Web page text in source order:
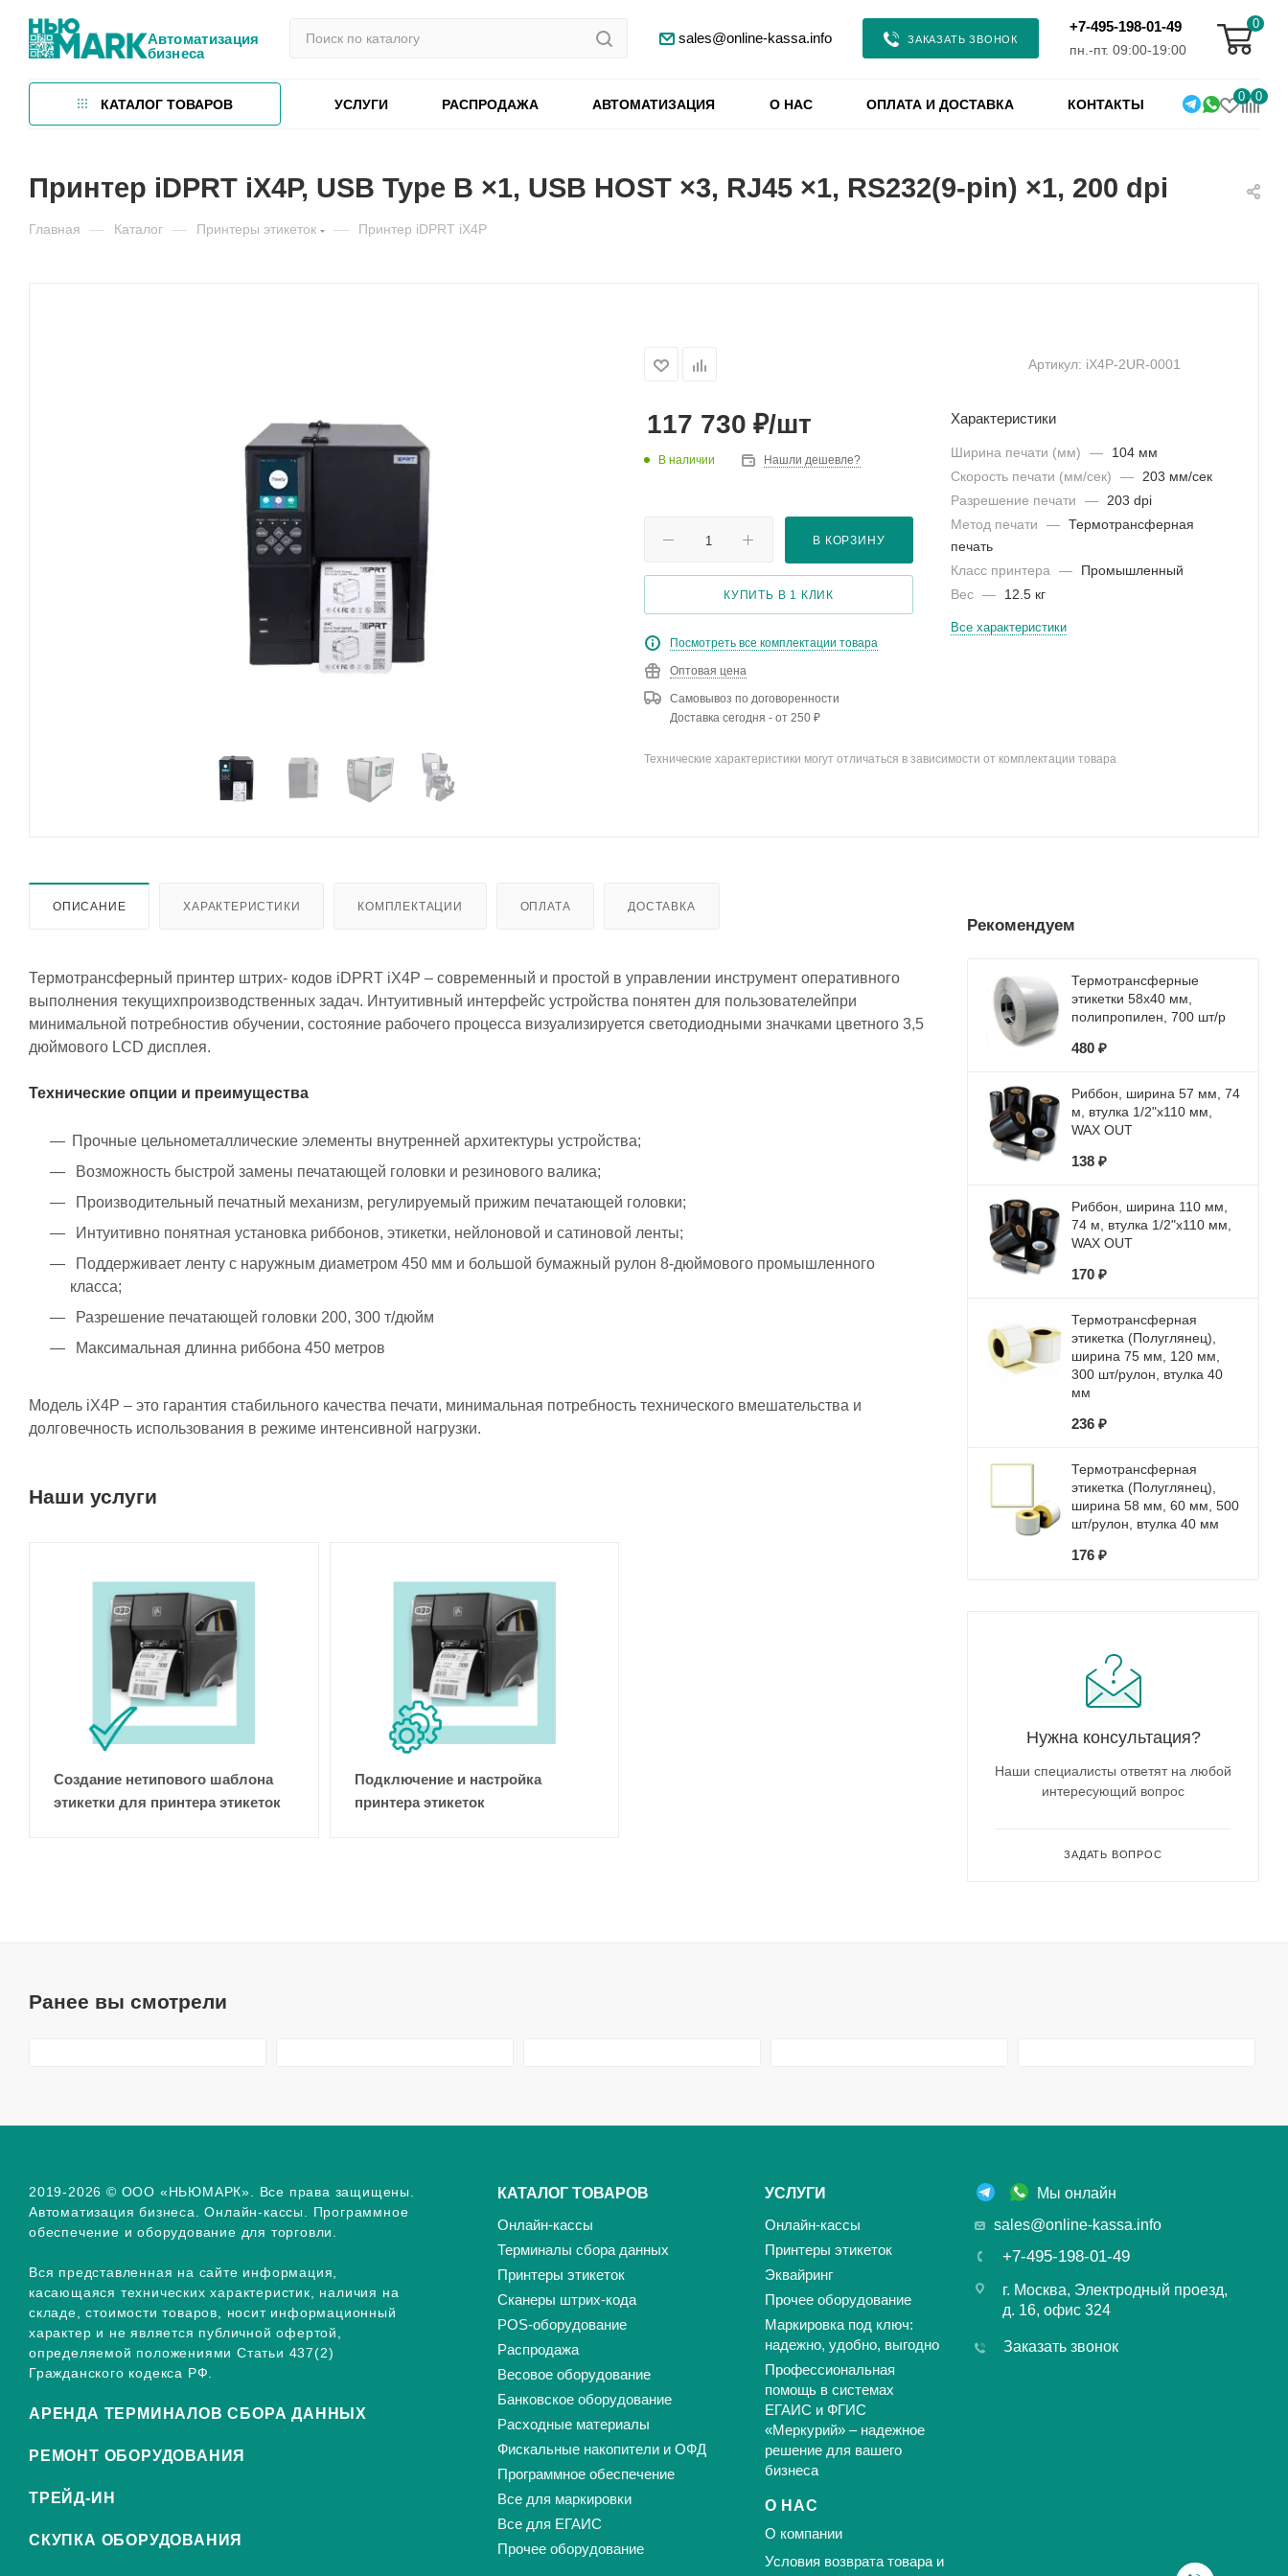
Автоматизация
бизнеса
sales@online-kassa.info ЗАКАЗАТЬ ЗВОНОК
+7-495-198-01-49
пн.-пт. 09:00-19:00
0
КАТАЛОГ ТОВАРОВ УСЛУГИ РАСПРОДАЖА АВТОМАТИЗАЦИЯ О НАС ОПЛАТА И ДОСТАВКА КОНТАКТЫ
0 0
Принтер iDPRT iX4P, USB Type B ×1, USB HOST ×3, RJ45 ×1, RS232(9-pin) ×1, 200 dpi
Главная — Каталог — Принтеры этикеток — Принтер iDPRT iX4P
Артикул: iX4P-2UR-0001
117 730 ₽/шт
В наличии Нашли дешевле?
В КОРЗИНУ
КУПИТЬ В 1 КЛИК
Посмотреть все комплектации товара
Оптовая цена
Самовывоз по договоренности
Доставка сегодня - от 250 ₽
Характеристики
Ширина печати (мм) —
104 мм
Скорость печати (мм/сек)
— 203 мм/сек
Разрешение печати
— 203 dpi
Метод печати
— Термотрансферная
печать
Класс принтера —
Промышленный
Вес — 12.5 кг
Все характеристики
Технические характеристики могут отличаться в зависимости от комплектации товара
ОПИСАНИЕ ХАРАКТЕРИСТИКИ КОМПЛЕКТАЦИИ ОПЛАТА ДОСТАВКА
Термотрансферный принтер штрих- кодов iDPRT iX4P – современный и простой в управлении инструмент оперативного
выполнения текущихпроизводственных задач. Интуитивный интерфейс устройства понятен для пользователейпри
минимальной потребностив обучении, состояние рабочего процесса визуализируется светодиодными значками цветного 3,5
дюймового LCD дисплея.
Технические опции и преимущества
Прочные цельнометаллические элементы внутренней архитектуры устройства;
Возможность быстрой замены печатающей головки и резинового валика;
Производительный печатный механизм, регулируемый прижим печатающей головки;
Интуитивно понятная установка риббонов, этикетки, нейлоновой и сатиновой ленты;
Поддерживает ленту с наружным диаметром 450 мм и большой бумажный рулон 8-дюймового промышленного
класса;
Разрешение печатающей головки 200, 300 т/дюйм
Максимальная длинна риббона 450 метров
Модель iX4P – это гарантия стабильного качества печати, минимальная потребность технического вмешательства и
долговечность использования в режиме интенсивной нагрузки.
Наши услуги
Создание нетипового шаблона
этикетки для принтера этикеток
Подключение и настройка
принтера этикеток
Рекомендуем
Термотрансферные
этикетки 58х40 мм,
полипропилен, 700 шт/р
480 ₽
Риббон, ширина 57 мм, 74
м, втулка 1/2"x110 мм,
WAX OUT
138 ₽
Риббон, ширина 110 мм,
74 м, втулка 1/2"x110 мм,
WAX OUT
170 ₽
Термотрансферная
этикетка (Полуглянец),
ширина 75 мм, 120 мм,
300 шт/рулон, втулка 40
мм
236 ₽
Термотрансферная
этикетка (Полуглянец),
ширина 58 мм, 60 мм, 500
шт/рулон, втулка 40 мм
176 ₽
Нужна консультация?
Наши специалисты ответят на любой
интересующий вопрос
ЗАДАТЬ ВОПРОС
Ранее вы смотрели
2019-2026 © ООО «НЬЮМАРК». Все права защищены.
Автоматизация бизнеса. Онлайн-кассы. Программное
обеспечение и оборудование для торговли.
Вся представленная на сайте информация,
касающаяся технических характеристик, наличия на
складе, стоимости товаров, носит информационный
характер и не является публичной офертой,
определяемой положениями Статьи 437(2)
Гражданского кодекса РФ.
АРЕНДА ТЕРМИНАЛОВ СБОРА ДАННЫХ
РЕМОНТ ОБОРУДОВАНИЯ
ТРЕЙД-ИН
СКУПКА ОБОРУДОВАНИЯ
КАТАЛОГ ТОВАРОВ
Онлайн-кассы
Терминалы сбора данных
Принтеры этикеток
Сканеры штрих-кода
POS-оборудование
Распродажа
Весовое оборудование
Банковское оборудование
Расходные материалы
Фискальные накопители и ОФД
Программное обеспечение
Все для маркировки
Все для ЕГАИС
Прочее оборудование
УСЛУГИ
Онлайн-кассы
Принтеры этикеток
Эквайринг
Прочее оборудование
Маркировка под ключ:
надежно, удобно, выгодно
Профессиональная
помощь в системах
ЕГАИС и ФГИС
«Меркурий» – надежное
решение для вашего
бизнеса
О НАС
О компании
Условия возврата товара и
Мы онлайн
sales@online-kassa.info
+7-495-198-01-49
г. Москва, Электродный проезд,
д. 16, офис 324
Заказать звонок